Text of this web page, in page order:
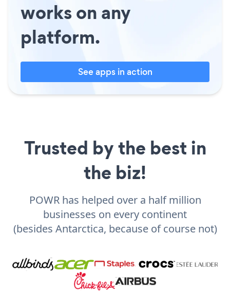
works on any
platform.
See apps in action
Trusted by the best in
the biz!
POWR has helped over a half million
businesses on every continent
(besides Antarctica, because of course not)